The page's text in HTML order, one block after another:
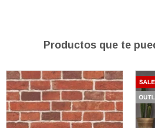
Productos que te